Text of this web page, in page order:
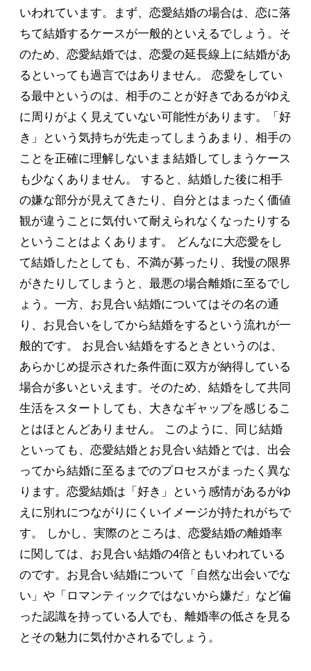
いわれています。まず、恋愛結婚の場合は、恋に落
ちて結婚するケースが一般的といえるでしょう。そ
のため、恋愛結婚では、恋愛の延長線上に結婚があ
るといっても過言ではありません。 恋愛をしてい
る最中というのは、相手のことが好きであるがゆえ
に周りがよく見えていない可能性があります。「好
き」という気持ちが先走ってしまうあまり、相手の
ことを正確に理解しないまま結婚してしまうケース
も少なくありません。 すると、結婚した後に相手
の嫌な部分が見えてきたり、自分とはまったく価値
観が違うことに気付いて耐えられなくなったりする
ということはよくあります。 どんなに大恋愛をし
て結婚したとしても、不満が募ったり、我慢の限界
がきたりしてしまうと、最悪の場合離婚に至るでし
ょう。一方、お見合い結婚についてはその名の通
り、お見合いをしてから結婚をするという流れが一
般的です。 お見合い結婚をするときというのは、
あらかじめ提示された条件面に双方が納得している
場合が多いといえます。そのため、結婚をして共同
生活をスタートしても、大きなギャップを感じるこ
とはほとんどありません。 このように、同じ結婚
といっても、恋愛結婚とお見合い結婚とでは、出会
ってから結婚に至るまでのプロセスがまったく異な
ります。恋愛結婚は「好き」という感情があるがゆ
えに別れにつながりにくいイメージが持たれがちで
す。 しかし、実際のところは、恋愛結婚の離婚率
に関しては、お見合い結婚の4倍ともいわれている
のです。お見合い結婚について「自然な出会いでな
い」や「ロマンティックではないから嫌だ」など偏
った認識を持っている人でも、離婚率の低さを見る
とその魅力に気付かされるでしょう。